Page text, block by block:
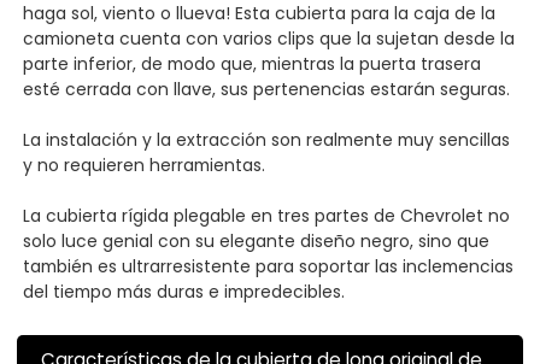
haga sol, viento o llueva! Esta cubierta para la caja de la
camioneta cuenta con varios clips que la sujetan desde la
parte inferior, de modo que, mientras la puerta trasera
esté cerrada con llave, sus pertenencias estarán seguras.
La instalación y la extracción son realmente muy sencillas
y no requieren herramientas.
La cubierta rígida plegable en tres partes de Chevrolet no
solo luce genial con su elegante diseño negro, sino que
también es ultrarresistente para soportar las inclemencias
del tiempo más duras e impredecibles.